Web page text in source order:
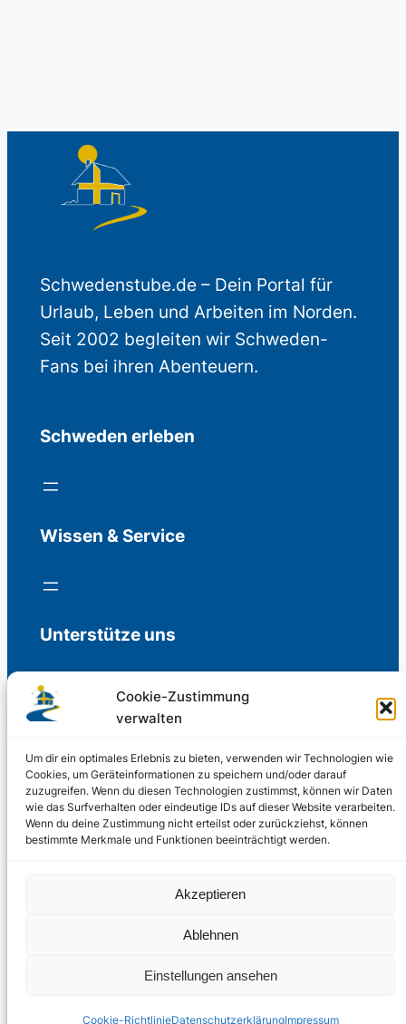
Cookie-Zustimmung
verwalten
Um dir ein optimales Erlebnis zu bieten, verwenden wir Technologien wie
Cookies, um Geräteinformationen zu speichern und/oder darauf
zuzugreifen. Wenn du diesen Technologien zustimmst, können wir Daten
wie das Surfverhalten oder eindeutige IDs auf dieser Website verarbeiten.
Wenn du deine Zustimmung nicht erteilst oder zurückziehst, können
bestimmte Merkmale und Funktionen beeinträchtigt werden.
Akzeptieren
Ablehnen
Einstellungen ansehen
Cookie-RichtlinieDatenschutzerklärungImpressum
Schwedenstube.de – Dein Portal für
Urlaub, Leben und Arbeiten im Norden.
Seit 2002 begleiten wir Schweden-
Fans bei ihren Abenteuern.
Schweden erleben
Wissen & Service
Unterstütze uns
Freiwillige Spenden für die Aufrechterhaltung
Support us
© 2002 – 2026